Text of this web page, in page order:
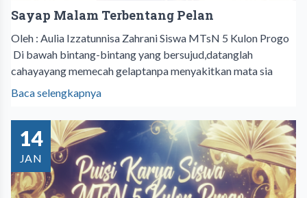
Sayap Malam Terbentang Pelan
Oleh : Aulia Izzatunnisa Zahrani Siswa MTsN 5 Kulon Progo
Di bawah bintang-bintang yang bersujud,datanglah
cahayayang memecah gelaptanpa menyakitkan mata sia
Baca selengkapnya
14
JAN